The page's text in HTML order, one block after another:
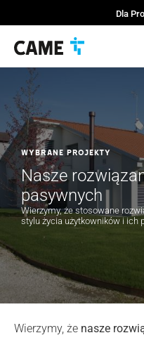
Dla
WYBRANE PROJEKTY
Nasze
pasywnych
Wierzymy, że stosowane
stylu życia użytkowników i ich
Wierzymy, że nasze